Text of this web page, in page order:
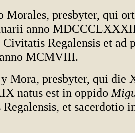
Morales, presbyter, qui
anno
Civitatis Regalensis et ad
MCMVIII.
Mora, presbyter, qui die
natus est in oppido
et sacerdotio